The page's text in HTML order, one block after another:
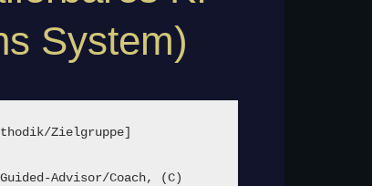
System)
Zielgruppe]
Advisor/Coach, (C)